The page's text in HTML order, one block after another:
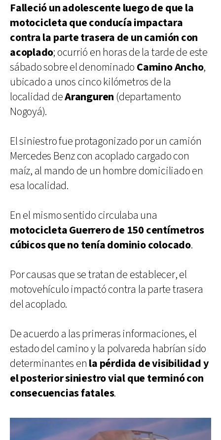
Falleció un adolescente luego de que la
motocicleta que conducía impactara
contra la parte trasera de un camión con
acoplado; ocurrió en horas de la tarde de este
sábado sobre el denominado Camino Ancho,
ubicado a unos cinco kilómetros de la
localidad deAranguren (departamento
Nogoyá).
El siniestro fue protagonizado por un camión
Mercedes Benz con acoplado cargado con
maíz, al mando de un hombre domiciliado en
esa localidad.
En el mismo sentido circulaba una
motocicleta Guerrero de 150 centímetros
cúbicos que no tenía dominio colocado.
Por causas que se tratan de establecer, el
motovehículo impactó contra la parte trasera
del acoplado.
De acuerdo a las primeras informaciones, el
estado del camino y la polvareda habrían sido
determinantes en la pérdida de visibilidad y
el posterior siniestro vial que terminó con
consecuencias fatales.